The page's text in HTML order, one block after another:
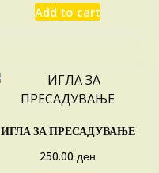
Add to cart
ИГЛА ЗА ПРЕСАДУВАЊЕ
250.00ден